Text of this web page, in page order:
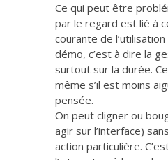
Ce qui peut être
par le regard est lié à
courante de
démo, c’est à dire la
surtout sur la durée.
même s’il est moins
pensée.
On peut cligner ou
agir sur l’interface)
action particulière.